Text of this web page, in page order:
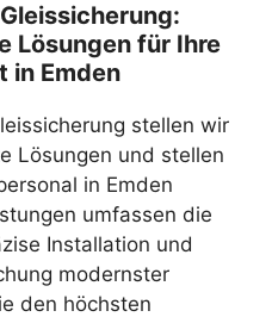
Lösungen für Ihre
in Emden
stellen wir
Lösungen und stellen
in Emden
umfassen die
Installation und
modernster
den höchsten